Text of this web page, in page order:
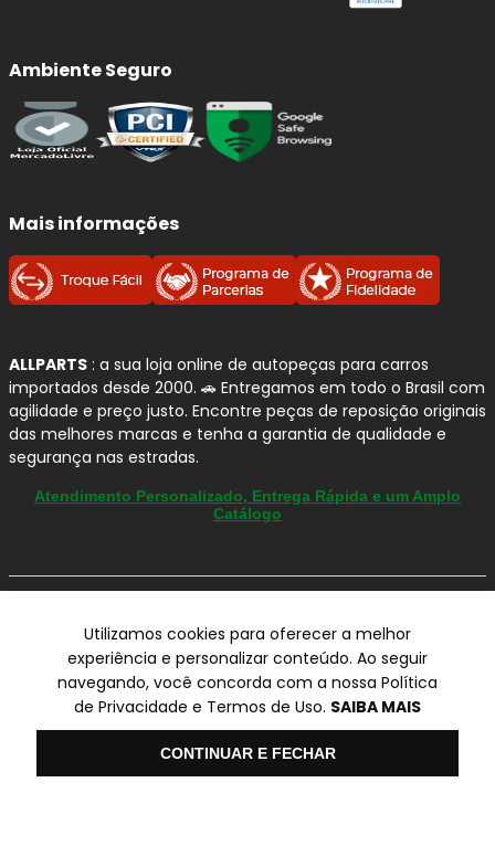
Ambiente Seguro
Mais informações
ALLPARTS : a sua loja online de autopeças para carros
importados desde 2000. 🚗 Entregamos em todo o Brasil com
agilidade e preço justo. Encontre peças de reposição originais
das melhores marcas e tenha a garantia de qualidade e
segurança nas estradas.
Atendimento Personalizado, Entrega Rápida e um Amplo
Catálogo
ALLPARTS Com. de Peças Automotivas Ltda.
CNPJ 03.724.695/0001-42 - Av. Avelino Capellato, 450 - Santa
Claudina - Vinhedo/SP - CEP 13284-480.
Preços e descontos podem variar no checkout.
Utilizamos cookies para oferecer a melhor
experiência e personalizar conteúdo. Ao seguir
navegando, você concorda com a nossa Política
de Privacidade e Termos de Uso. SAIBA MAIS
CONTINUAR E FECHAR